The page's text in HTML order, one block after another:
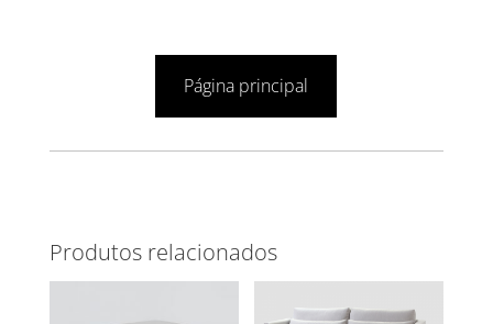
Página principal
Produtos relacionados